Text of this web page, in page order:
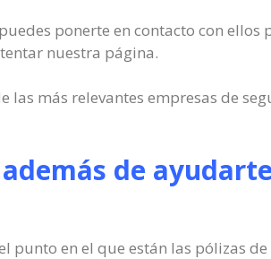
ponerte en contacto con ellos
nuestra página.
más relevantes empresas de
de
punto en el que están las pólizas